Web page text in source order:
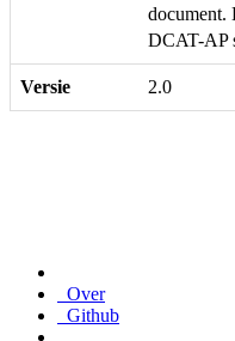
document.
DCAT-AP
Versie 2.0
Over
Github